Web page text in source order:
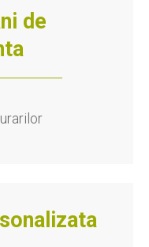
de